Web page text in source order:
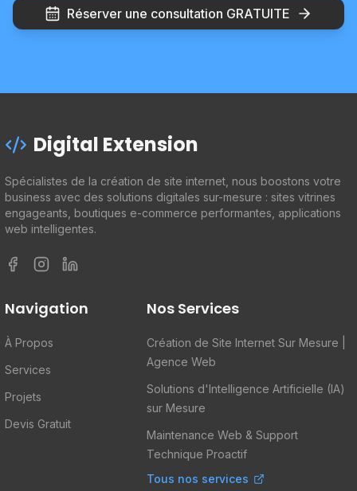
Réserver une consultation GRATUITE
Digital Extension
Spécialistes de la création de site internet, nous boostons votre
business avec des solutions digitales sur-mesure : sites vitrines
engageants, boutiques e-commerce performantes, applications
web intelligentes.
Navigation
À Propos
Services
Projets
Devis Gratuit
Nos Services
Création de Site Internet Sur Mesure |
Agence Web
Solutions d'Intelligence Artificielle (IA)
sur Mesure
Maintenance Web & Support
Technique Proactif
Tous nos services